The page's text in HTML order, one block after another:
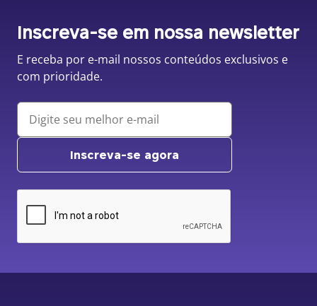
Inscreva-se em nossa newsletter
E receba por e-mail nossos conteúdos exclusivos e
com prioridade.
Inscreva-se agora